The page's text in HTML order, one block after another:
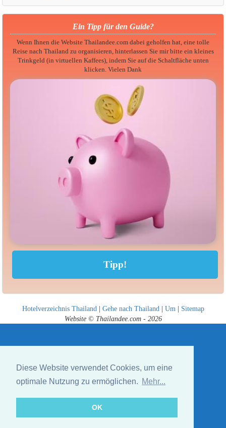
Diese Website verwendet Cookies, um eine
optimale Nutzung zu ermöglichen. Mehr...
OK
Ein Tipp für den Guide?
Wenn Ihnen die Website Thailandee.com dabei geholfen hat, eine tolle
Reise nach Thailand zu organisieren, hinterlassen Sie mir bitte ein kleines
Trinkgeld (in virtuellen Kaffees), indem Sie auf die Schaltfläche unten
klicken. Vielen Dank
Hotelverzeichnis Thailand | Gehe nach Thailand | Um | Sitemap
Website © Thailandee.com - 2026